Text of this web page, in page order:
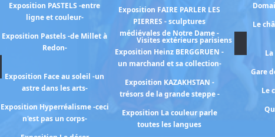
Exposition PASTELS -entre
ligne et couleur-
Exposition Pastels -de Millet à
Redon-
Exposition Face au soleil -un
astre dans les arts-
Exposition Hyperréalisme -ceci
n'est pas un corps-
Exposition FAIRE PARLER LES
PIERRES - sculptures
médiévales de Notre Dame -
Exposition Heinz BERGGRUEN -
un marchand et sa collection-
Exposition KAZAKHSTAN -
trésors de la grande steppe -
Exposition La couleur parle
toutes les langues
Le
Visites extérieurs parisiens
Gare
Le